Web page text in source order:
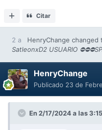
Citar
2 a HenryChange changed
SatleonxD2 USUARIO
HenryChange
Publicado 23 de
En 2/17/2024 a las